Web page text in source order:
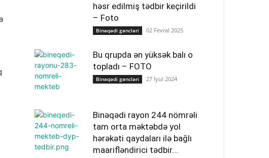
həsr edilmiş tədbir keçirildi
– Foto
Binəqədi gəncləri 02 Fevral 2025
Bu qrupda ən yüksək balı o
topladı – FOTO
Binəqədi gəncləri 27 İyul 2024
Binəqədi rayon 244 nömrəli
tam orta məktəbdə yol
hərəkəti qaydaları ilə bağlı
maarifləndirici tədbir...